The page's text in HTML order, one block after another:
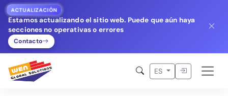
ACTUALIZACIÓN
Estamos actualizando el sitio web. Puede que aún haya
secciones no operativas o errores
Contacto
ES Iniciar